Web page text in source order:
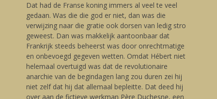
Dat had de Franse koning immers al veel te veel
gedaan. Was die die god er niet, dan was die
verwijzing naar die gratie ook dorsen van ledig stro
geweest. Dan was makkelijk aantoonbaar dat
Frankrijk steeds beheerst was door onrechtmatige
en onbevoegd gegeven wetten. Omdat Hébert niet
helemaal overtuigd was dat de revolutionaire
anarchie van de begindagen lang zou duren zei hij
niet zelf dat hij dat allemaal bepleitte. Dat deed hij
over aan de fictieve werkman Père Duchesne, een